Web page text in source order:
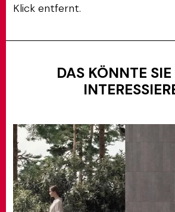
Klick entfernt.
DAS KÖNNTE